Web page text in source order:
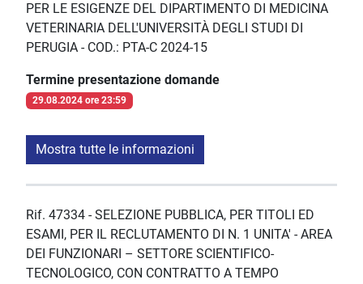
PER LE ESIGENZE DEL DIPARTIMENTO DI MEDICINA
VETERINARIA DELL'UNIVERSITÀ DEGLI STUDI DI
PERUGIA - COD.: PTA-C 2024-15
Termine presentazione domande
29.08.2024 ore 23:59
Mostra tutte le informazioni
Rif. 47334 - SELEZIONE PUBBLICA, PER TITOLI ED
ESAMI, PER IL RECLUTAMENTO DI N. 1 UNITA' - AREA
DEI FUNZIONARI – SETTORE SCIENTIFICO-
TECNOLOGICO, CON CONTRATTO A TEMPO